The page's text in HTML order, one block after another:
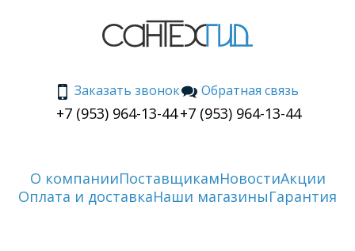
Заказать звонок
+7 (953) 964-13-44
Обратная связь
+7 (953) 964-13-44
О компанииПоставщикамНовостиАкции
Оплата и доставкаНаши магазиныГарантия